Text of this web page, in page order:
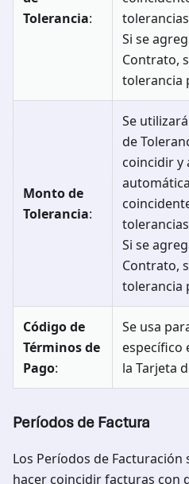
Tolerancia:
tolerancias
Si se
Contrato,
tolerancia
Monto de
Tolerancia:
Se
de
coincidir y
tolerancias
Si se
Contrato,
tolerancia
Código de
Términos de
Pago:
Se usa
específico
la Tarjeta
Períodos de Factura
Los Períodos de
hacer coincidir facturas con